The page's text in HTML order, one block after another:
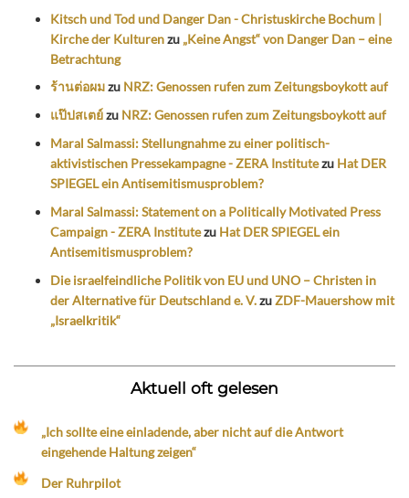
Kitsch und Tod und Danger Dan - Christuskirche Bochum |
Kirche der Kulturenzu „Keine Angst“ von Danger Dan – eine
Betrachtung
ร้านต่อผมzu NRZ: Genossen rufen zum Zeitungsboykott auf
แป๊ปสเตย์zu NRZ: Genossen rufen zum Zeitungsboykott auf
Maral Salmassi: Stellungnahme zu einer politisch-
aktivistischen Pressekampagne - ZERA Institutezu Hat DER
SPIEGEL ein Antisemitismusproblem?
Maral Salmassi: Statement on a Politically Motivated Press
Campaign - ZERA Institutezu Hat DER SPIEGEL ein
Antisemitismusproblem?
Die israelfeindliche Politik von EU und UNO – Christen in
der Alternative für Deutschland e. V.zuZDF-Mauershow mit
„Israelkritik“
Aktuell oft gelesen
„Ich sollte eine einladende, aber nicht auf die Antwort
eingehende Haltung zeigen“
Der Ruhrpilot